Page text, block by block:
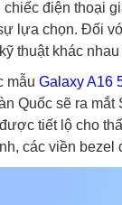
điện thoại
lựa chọn. Đối
thuật khác
mẫu Galaxy A16
Quốc sẽ ra
tiết lộ cho
các viền